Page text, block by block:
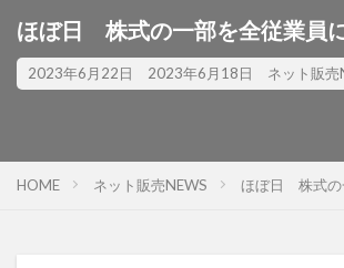
ほぼ日 株式の一部を全従業員
2023年6月22日 2023年6月18日 ネット販売
HOME ネット販売NEWS ほぼ日 株式の